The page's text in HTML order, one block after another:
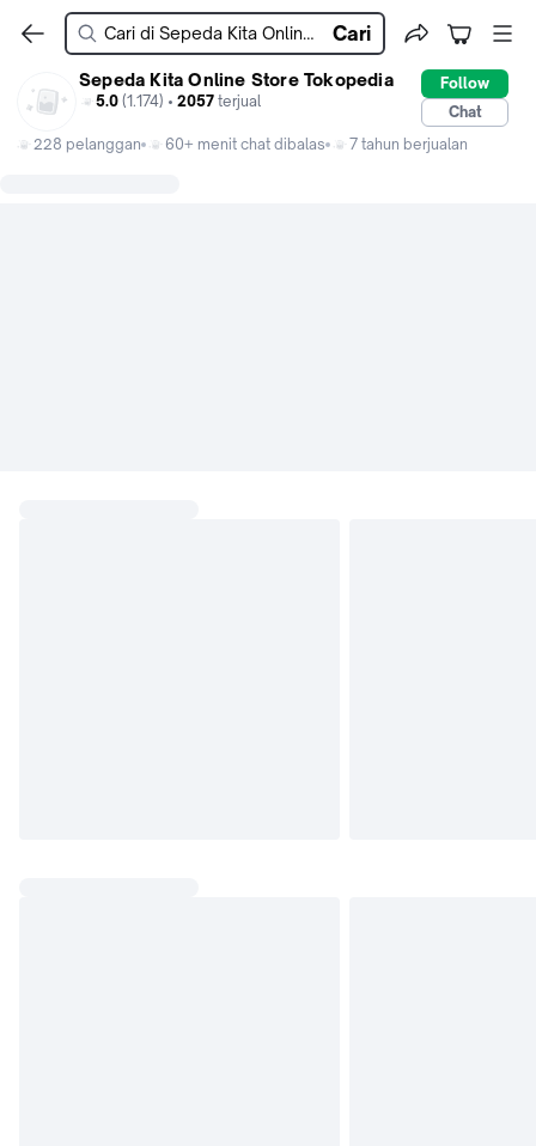
Cari
Sepeda Kita Online Store Tokopedia
5.0 (1.174) • 2057 terjual
Follow
Chat
228 pelanggan
60+ menit chat dibalas 7 tahun berjualan